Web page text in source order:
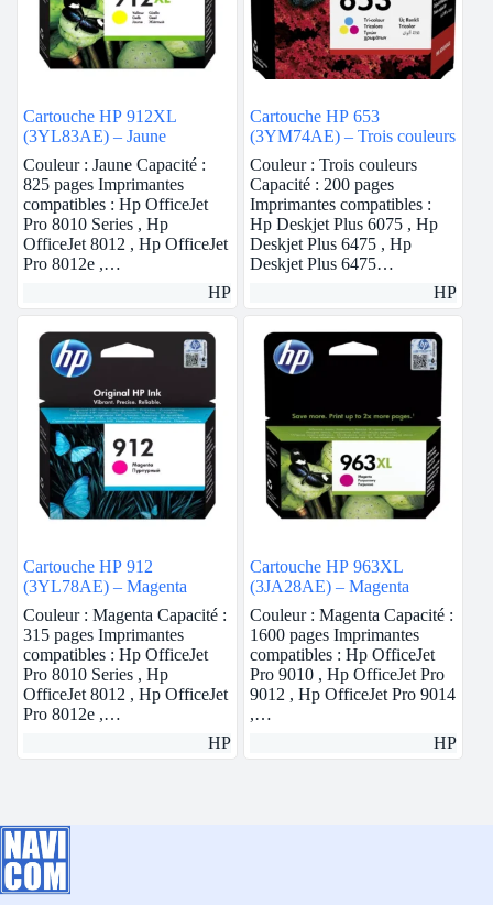
Cartouche HP 912XL
(3YL83AE) – Jaune
Couleur : Jaune Capacité :
825 pages Imprimantes
compatibles : Hp OfficeJet
Pro 8010 Series , Hp
OfficeJet 8012 , Hp OfficeJet
Pro 8012e ,…
HP
Cartouche HP 653
(3YM74AE) – Trois couleurs
Couleur : Trois couleurs
Capacité : 200 pages
Imprimantes compatibles :
Hp Deskjet Plus 6075 , Hp
Deskjet Plus 6475 , Hp
Deskjet Plus 6475…
HP
Cartouche HP 912
(3YL78AE) – Magenta
Couleur : Magenta Capacité :
315 pages Imprimantes
compatibles : Hp OfficeJet
Pro 8010 Series , Hp
OfficeJet 8012 , Hp OfficeJet
Pro 8012e ,…
HP
Cartouche HP 963XL
(3JA28AE) – Magenta
Couleur : Magenta Capacité :
1600 pages Imprimantes
compatibles : Hp OfficeJet
Pro 9010 , Hp OfficeJet Pro
9012 , Hp OfficeJet Pro 9014
,…
HP